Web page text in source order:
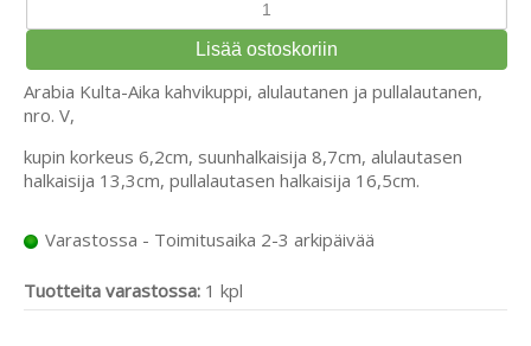
Arabia Kulta-Aika kahvikuppi, alulautanen ja pullalautanen,
nro. V,
kupin korkeus 6,2cm, suunhalkaisija 8,7cm, alulautasen
halkaisija 13,3cm, pullalautasen halkaisija 16,5cm.
Varastossa - Toimitusaika 2-3 arkipäivää
Tuotteita varastossa: 1 kpl